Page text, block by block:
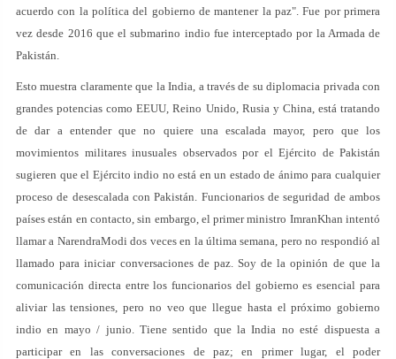
acuerdo con la política del gobierno de mantener la paz". Fue por primera
vez desde 2016 que el submarino indio fue interceptado por la Armada de
Pakistán.
Esto muestra claramente que la India, a través de su diplomacia privada con
grandes potencias como EEUU, Reino Unido, Rusia y China, está tratando
de dar a entender que no quiere una escalada mayor, pero que los
movimientos militares inusuales observados por el Ejército de Pakistán
sugieren que el Ejército indio no está en un estado de ánimo para cualquier
proceso de desescalada con Pakistán. Funcionarios de seguridad de ambos
países están en contacto, sin embargo, el primer ministro ImranKhan intentó
llamar a NarendraModi dos veces en la última semana, pero no respondió al
llamado para iniciar conversaciones de paz. Soy de la opinión de que la
comunicación directa entre los funcionarios del gobierno es esencial para
aliviar las tensiones, pero no veo que llegue hasta el próximo gobierno
indio en mayo / junio. Tiene sentido que la India no esté dispuesta a
participar en las conversaciones de paz; en primer lugar, el poder